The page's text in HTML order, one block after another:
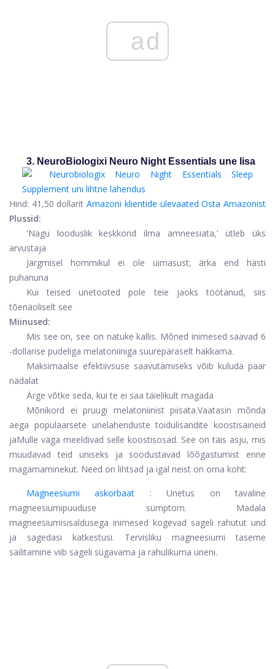
ad
3. NeuroBiologixi Neuro Night Essentials une lisa
Hind: 41,50 dollarit Amazoni klientide ülevaated Osta Amazonist
Plussid:
'Nagu looduslik keskkond ilma amneesiata,' ütleb üks
arvustaja
Järgmisel hommikul ei ole uimasust; ärka end hästi
puhanuna
Kui teised unetooted pole teie jaoks töötanud, siis
tõenäoliselt see
Miinused:
Mis see on, see on natuke kallis. Mõned inimesed saavad 6
-dollarise pudeliga melatoniiniga suurepäraselt hakkama.
Maksimaalse efektiivsuse saavutamiseks võib kuluda paar
nädalat
Ärge võtke seda, kui te ei saa täielikult magada
Mõnikord ei pruugi melatoniinist piisata.Vaatasin mõnda
aega populaarsete unelahenduste toidulisandite koostisaineid
jaMulle väga meeldivad selle koostisosad. See on täis asju, mis
muudavad teid uniseks ja soodustavad lõõgastumist enne
magamaminekut. Need on lihtsad ja igal neist on oma koht:
Magneesiumi askorbaat : Unetus on tavaline
magneesiumipuuduse sümptom. Madala
magneesiumisisaldusega inimesed kogevad sageli rahutut und
ja sagedasi katkestusi. Tervisliku magneesiumi taseme
säilitamine viib sageli sügavama ja rahulikuma uneni.